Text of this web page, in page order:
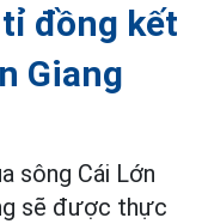
đồng kết
Giang
sông Cái Lớn
sẽ được thực